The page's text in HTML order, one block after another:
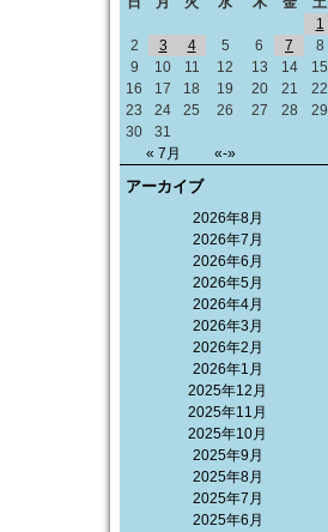
« 7月 «-»
1
2
3 4 5 6 7
8
9
10 11 12 13 14
15
16
17 18 19 20 21
22
23
24 25 26 27 28
29
30
31
アーカイブ
2026年8月
2026年7月
2026年6月
2026年5月
2026年4月
2026年3月
2026年2月
2026年1月
2025年12月
2025年11月
2025年10月
2025年9月
2025年8月
2025年7月
2025年6月